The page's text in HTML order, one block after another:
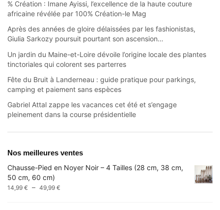
% Création : Imane Ayissi, l’excellence de la haute couture
africaine révélée par 100% Création-le Mag
Après des années de gloire délaissées par les fashionistas,
Giulia Sarkozy poursuit pourtant son ascension…
Un jardin du Maine-et-Loire dévoile l’origine locale des plantes
tinctoriales qui colorent ses parterres
Fête du Bruit à Landerneau : guide pratique pour parkings,
camping et paiement sans espèces
Gabriel Attal zappe les vacances cet été et s’engage
pleinement dans la course présidentielle
Nos meilleures ventes
Chausse-Pied en Noyer Noir – 4 Tailles (28 cm, 38 cm,
50 cm, 60 cm)
14,99 € – 49,99 €